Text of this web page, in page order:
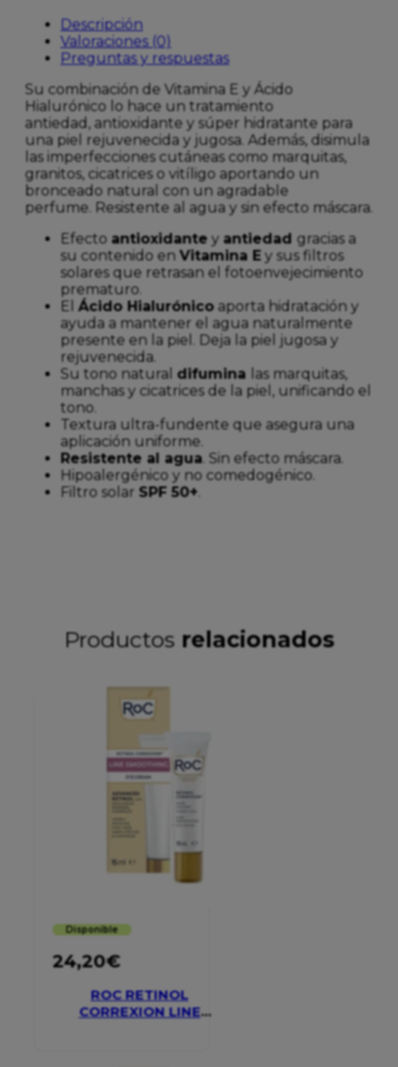
Descripción
Valoraciones (0)
Preguntas y respuestas
Su combinación de Vitamina E y Ácido
Hialurónico lo hace un tratamiento
antiedad, antioxidante y súper hidratante para
una piel rejuvenecida y jugosa. Además, disimula
las imperfecciones cutáneas como marquitas,
granitos, cicatrices o vitíligo aportando un
bronceado natural con un agradable
perfume. Resistente al agua y sin efecto máscara.
Efecto antioxidante y antiedad gracias a
su contenido enVitamina E y sus filtros
solares que retrasan el fotoenvejecimiento
prematuro.
El Ácido Hialurónico aporta hidratación y
ayuda a mantener el agua naturalmente
presente en la piel. Deja la piel jugosa y
rejuvenecida.
Su tono natural difumina las marquitas,
manchas y cicatrices de la piel, unificando el
tono.
Textura ultra-fundente que asegura una
aplicación uniforme.
Resistente al agua. Sin efecto máscara.
Hipoalergénico y no comedogénico.
Filtro solar SPF 50+
Productos relacionados
Disponible
24,20€
ROC RETINOL
CORREXION LINE